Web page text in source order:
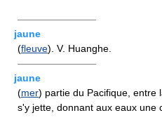
————————
jaune
(fleuve). V. Huanghe.
————————
jaune
(mer) partie du Pacifique, entre
s'y jette, donnant aux eaux une